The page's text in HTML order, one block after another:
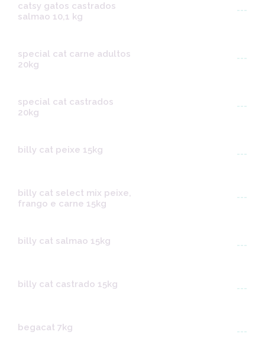
catsy gatos castrados
salmao 10,1 kg
---
special cat carne adultos
20kg
---
special cat castrados
20kg
---
billy cat peixe 15kg ---
billy cat select mix peixe,
frango e carne 15kg
---
billy cat salmao 15kg ---
billy cat castrado 15kg ---
begacat 7kg ---